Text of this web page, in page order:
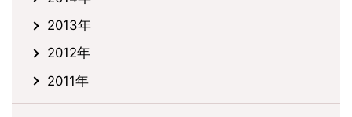
2013年
2012年
2011年